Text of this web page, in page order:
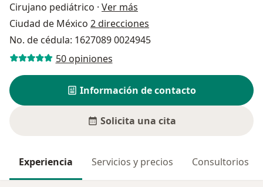
Cirujano pediátrico · Ver más
Ciudad de México 2 direcciones
No. de cédula: 1627089 0024945
50 opiniones
Información de contacto
Solicita una cita
Experiencia Servicios y precios Consultorios